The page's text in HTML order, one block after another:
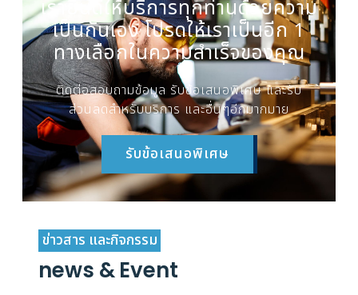
เรายินดีให้บริการทุกท่านด้วยความ
เป็นกันเอง โปรดให้เราเป็นอีก 1
ทางเลือกในความสำเร็จของคุณ
ติดต่อสอบถามข้อมูล รับข้อเสนอพิเศษ และรับ
ส่วนลดสำหรับบริการ และอื่นๆอีกมากมาย
รับข้อเสนอพิเศษ
ข่าวสาร และกิจกรรม
news & Event